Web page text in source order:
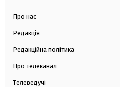
Про нас
Редакція
Редакційна політика
Про телеканал
Телеведучі